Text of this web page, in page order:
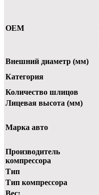
OEM
Внешний диаметр (мм)
Категория
Количество шлицов
Лицевая высота (мм)
Марка авто
Производитель
компрессора
Тип
Тип компрессора